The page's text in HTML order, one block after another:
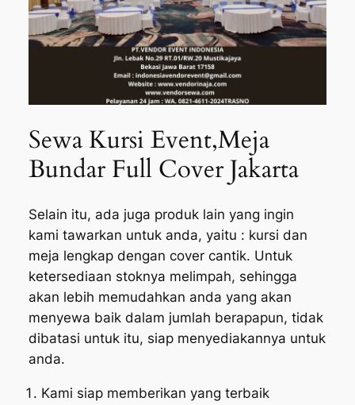
Sewa Kursi Event,Meja
Bundar Full Cover Jakarta
Selain itu, ada juga produk lain yang ingin
kami tawarkan untuk anda, yaitu : kursi dan
meja lengkap dengan cover cantik. Untuk
ketersediaan stoknya melimpah, sehingga
akan lebih memudahkan anda yang akan
menyewa baik dalam jumlah berapapun, tidak
dibatasi untuk itu, siap menyediakannya untuk
anda.
Kami siap memberikan yang terbaik